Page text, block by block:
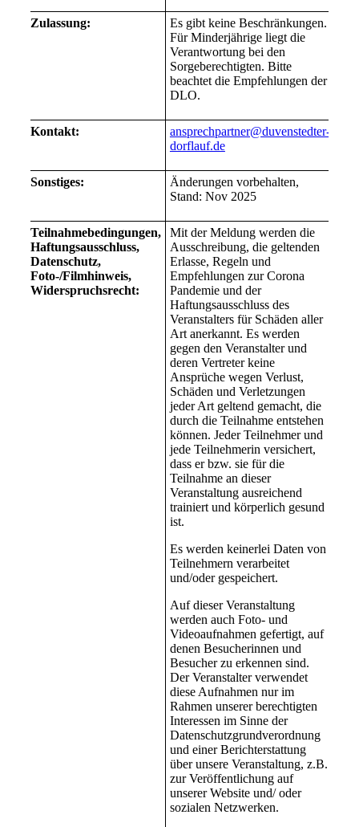
Zulassung:
Es gibt keine Beschränkungen.
Für Minderjährige liegt die
Verantwortung bei den
Sorgeberechtigten. Bitte
beachtet die Empfehlungen der
DLO.
Kontakt:
ansprechpartner@duvenstedter-
dorflauf.de
Sonstiges:
Änderungen vorbehalten,
Stand: Nov 2025
Teilnahmebedingungen,
Haftungsausschluss,
Datenschutz,
Foto-/Filmhinweis,
Widerspruchsrecht:
Mit der Meldung werden die
Ausschreibung, die geltenden
Erlasse, Regeln und
Empfehlungen zur Corona
Pandemie und der
Haftungsausschluss des
Veranstalters für Schäden aller
Art anerkannt. Es werden
gegen den Veranstalter und
deren Vertreter keine
Ansprüche wegen Verlust,
Schäden und Verletzungen
jeder Art geltend gemacht, die
durch die Teilnahme entstehen
können. Jeder Teilnehmer und
jede Teilnehmerin versichert,
dass er bzw. sie für die
Teilnahme an dieser
Veranstaltung ausreichend
trainiert und körperlich gesund
ist.
Es werden keinerlei Daten von
Teilnehmern verarbeitet
und/oder gespeichert.
Auf dieser Veranstaltung
werden auch Foto- und
Videoaufnahmen gefertigt, auf
denen Besucherinnen und
Besucher zu erkennen sind.
Der Veranstalter verwendet
diese Aufnahmen nur im
Rahmen unserer berechtigten
Interessen im Sinne der
Datenschutzgrundverordnung
und einer Berichterstattung
über unsere Veranstaltung, z.B.
zur Veröffentlichung auf
unserer Website und/ oder
sozialen Netzwerken.